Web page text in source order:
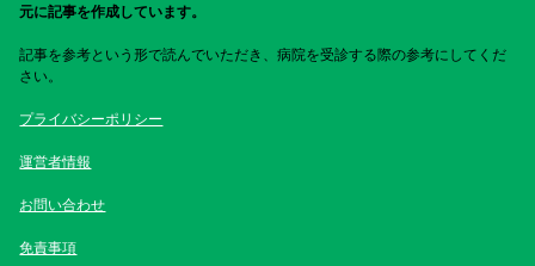
元に記事を作成しています。
記事を参考という形で読んでいただき、病院を受診する際の参考にしてくだ
さい。
プライバシーポリシー
運営者情報
お問い合わせ
免責事項